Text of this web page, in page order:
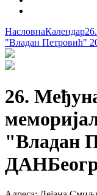
НасловнаКалендар
"Владан Петровић"
26.
"Владан
ДАН